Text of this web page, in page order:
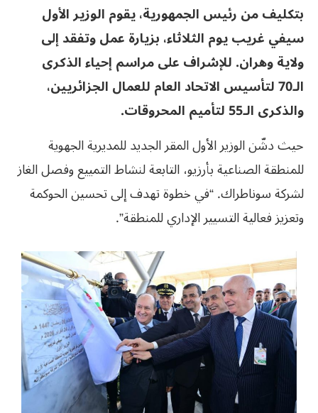
بتكليف من رئيس الجمهورية، يقوم الوزير الأول
سيفي غريب يوم الثلاثاء، بزيارة عمل وتفقد إلى
ولاية وهران. للإشراف على مراسم إحياء الذكرى
الـ70 لتأسيس الاتحاد العام للعمال الجزائريين،
والذكرى الـ55 لتأميم المحروقات.
حيث دشّن الوزير الأول المقر الجديد للمديرية الجهوية
للمنطقة الصناعية بأرزيو، التابعة لنشاط التمييع وفصل الغاز
لشركة سوناطراك. “في خطوة تهدف إلى تحسين الحوكمة
وتعزيز فعالية التسيير الإداري للمنطقة”.